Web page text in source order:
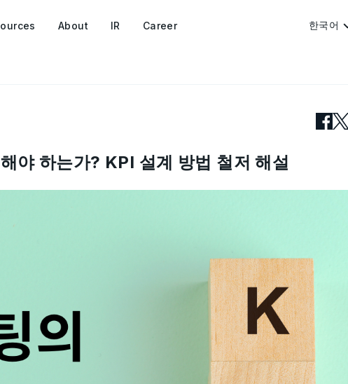
About IR Career 한국어
야 하는가? KPI 설계 방법 철저 해설